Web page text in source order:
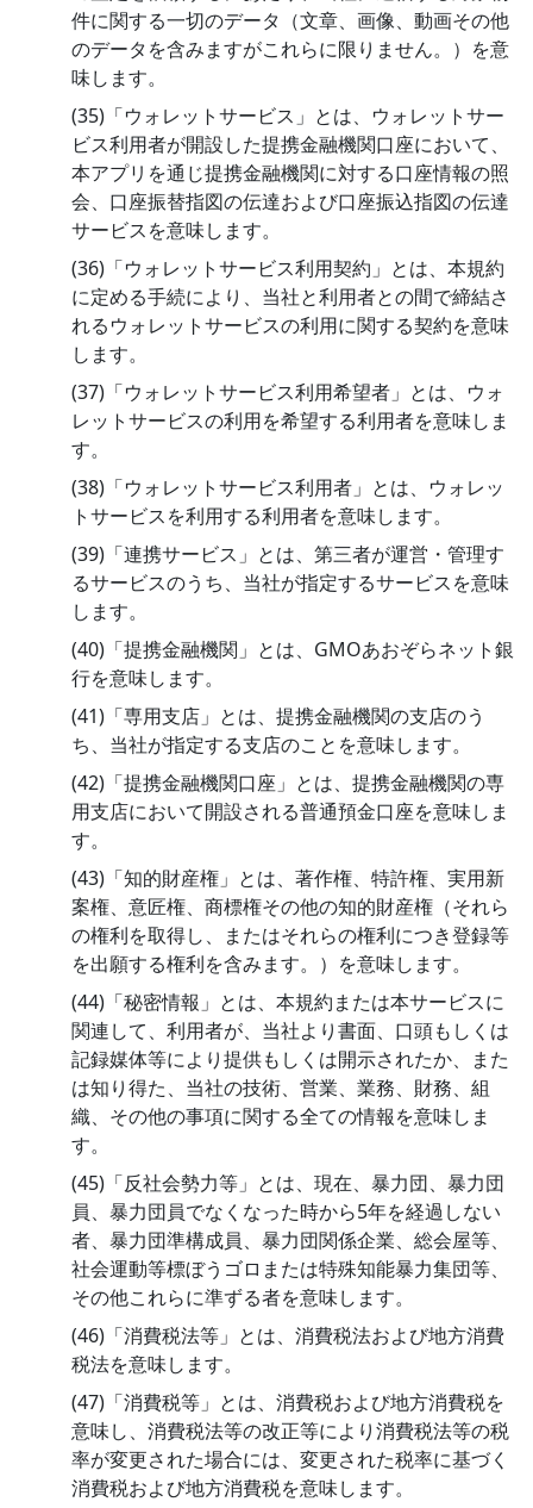
件に関する一切のデータ（文章、画像、動画その他
のデータを含みますがこれらに限りません。）を意
味します。
(35)「ウォレットサービス」とは、ウォレットサー
ビス利用者が開設した提携金融機関口座において、
本アプリを通じ提携金融機関に対する口座情報の照
会、口座振替指図の伝達および口座振込指図の伝達
サービスを意味します。
(36)「ウォレットサービス利用契約」とは、本規約
に定める手続により、当社と利用者との間で締結さ
れるウォレットサービスの利用に関する契約を意味
します。
(37)「ウォレットサービス利用希望者」とは、ウォ
レットサービスの利用を希望する利用者を意味しま
す。
(38)「ウォレットサービス利用者」とは、ウォレッ
トサービスを利用する利用者を意味します。
(39)「連携サービス」とは、第三者が運営・管理す
るサービスのうち、当社が指定するサービスを意味
します。
(40)「提携金融機関」とは、GMOあおぞらネット銀
行を意味します。
(41)「専用支店」とは、提携金融機関の支店のう
ち、当社が指定する支店のことを意味します。
(42)「提携金融機関口座」とは、提携金融機関の専
用支店において開設される普通預金口座を意味しま
す。
(43)「知的財産権」とは、著作権、特許権、実用新
案権、意匠権、商標権その他の知的財産権（それら
の権利を取得し、またはそれらの権利につき登録等
を出願する権利を含みます。）を意味します。
(44)「秘密情報」とは、本規約または本サービスに
関連して、利用者が、当社より書面、口頭もしくは
記録媒体等により提供もしくは開示されたか、また
は知り得た、当社の技術、営業、業務、財務、組
織、その他の事項に関する全ての情報を意味しま
す。
(45)「反社会勢力等」とは、現在、暴力団、暴力団
員、暴力団員でなくなった時から5年を経過しない
者、暴力団準構成員、暴力団関係企業、総会屋等、
社会運動等標ぼうゴロまたは特殊知能暴力集団等、
その他これらに準ずる者を意味します。
(46)「消費税法等」とは、消費税法および地方消費
税法を意味します。
(47)「消費税等」とは、消費税および地方消費税を
意味し、消費税法等の改正等により消費税法等の税
率が変更された場合には、変更された税率に基づく
消費税および地方消費税を意味します。